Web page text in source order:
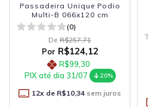
Passadeira Unique Podio
Multi-B 066x120 cm
(0)
De R$257,71
Por R$124,12
R$99,30
PIX até dia 31/07
20%
12x de R$10,34 sem juros